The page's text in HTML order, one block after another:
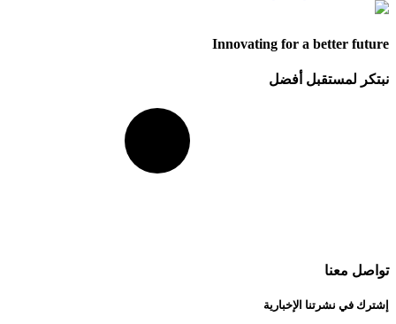
Innovating for a better future
نبتكر لمستقبل أفضل
تواصل معنا
إشترك في نشرتنا الإخبارية